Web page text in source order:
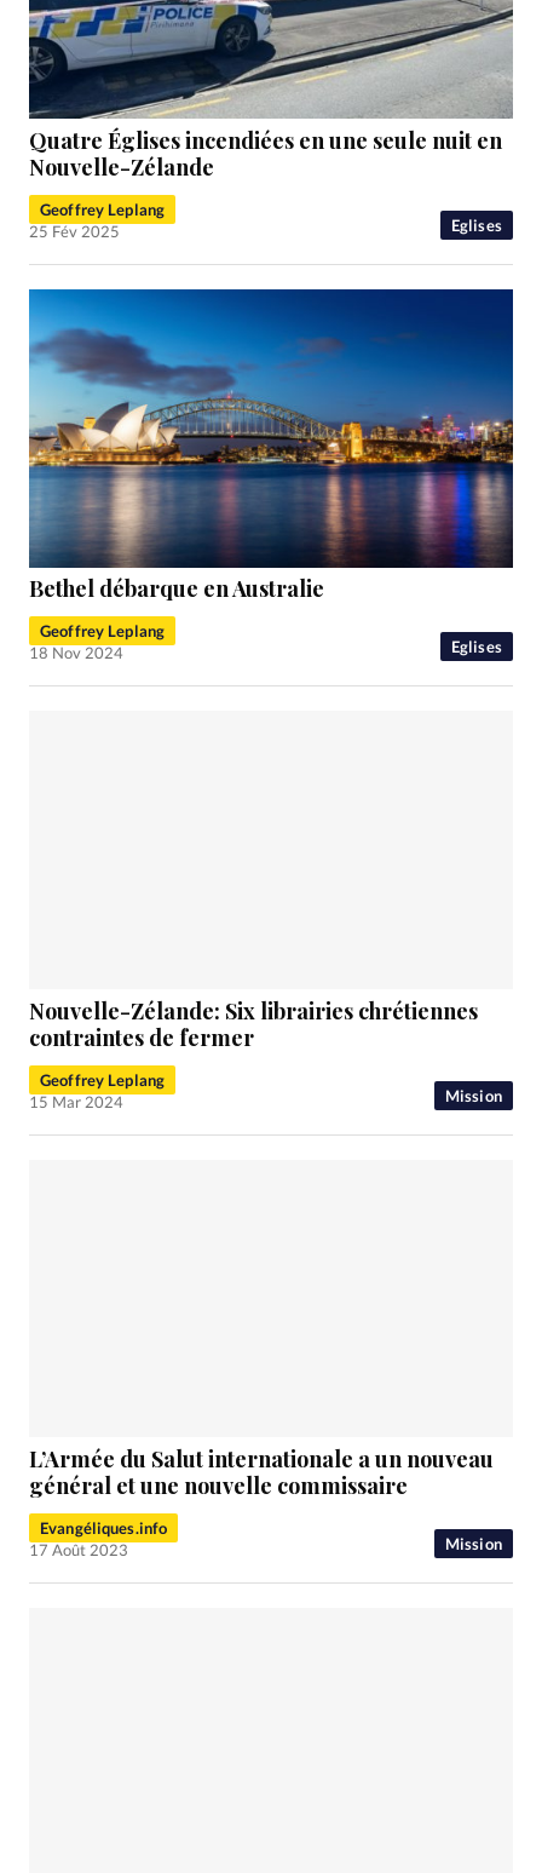
Eglises
Quatre Églises incendiées en une seule nuit en
Nouvelle-Zélande
Geoffrey Leplang
25 Fév 2025
Eglises
Bethel débarque en Australie
Geoffrey Leplang
18 Nov 2024
Mission
Nouvelle-Zélande: Six librairies chrétiennes
contraintes de fermer
Geoffrey Leplang
15 Mar 2024
Mission
L’Armée du Salut internationale a un nouveau
général et une nouvelle commissaire
Evangéliques.info
17 Août 2023